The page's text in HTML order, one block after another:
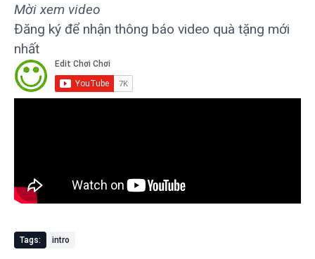
Mời xem video
Đăng ký để nhận thông báo video quà tặng mới
nhất
Tags: intro